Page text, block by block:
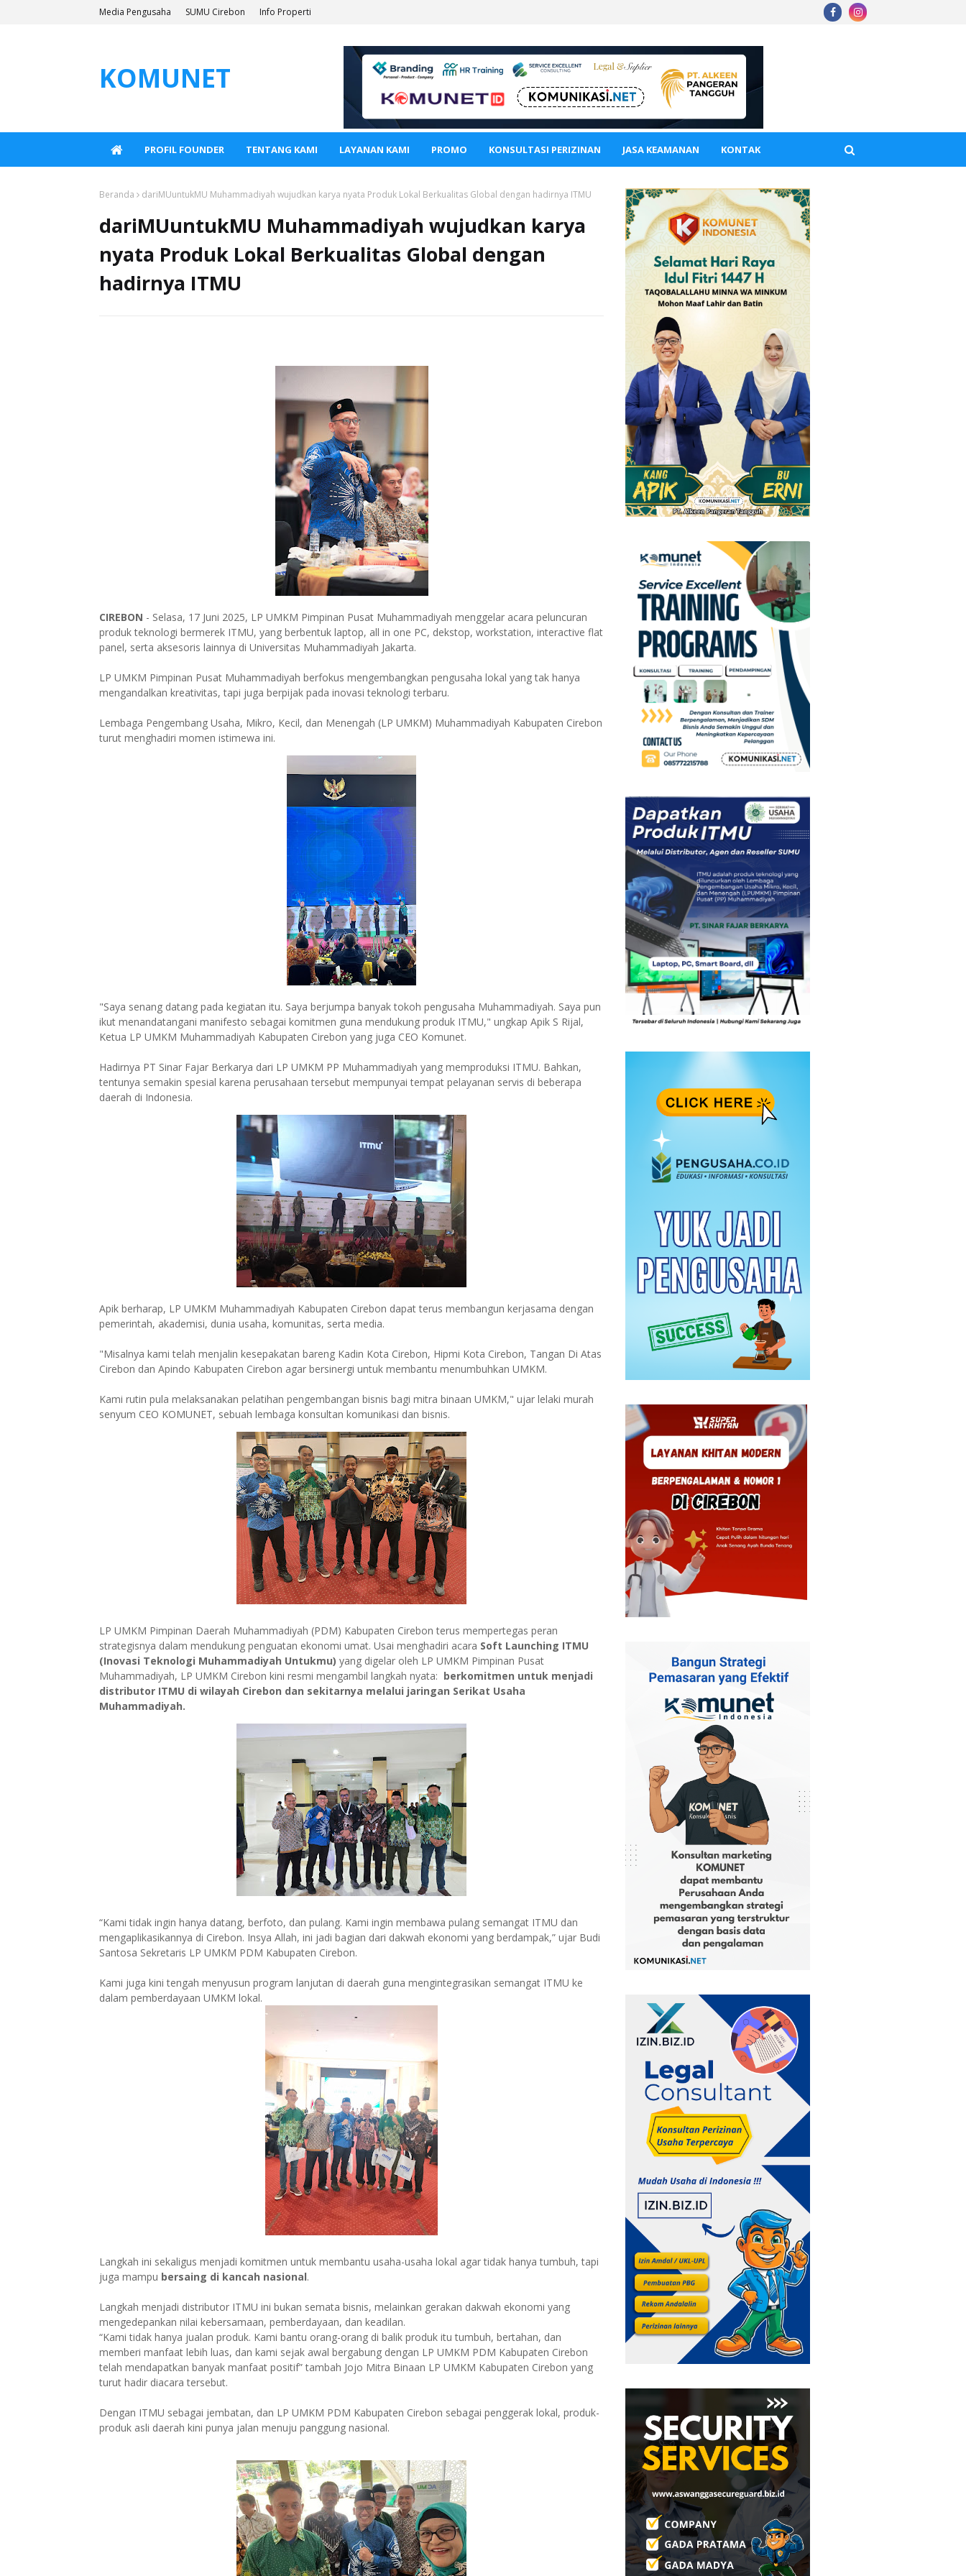
Media Pengusaha SUMU Cirebon Info Properti
KOMUNET
PROFIL FOUNDER TENTANG KAMI LAYANAN KAMI PROMO KONSULTASI PERIZINAN JASA KEAMANAN KONTAK
Beranda dariMUuntukMU Muhammadiyah wujudkan karya nyata Produk Lokal Berkualitas Global dengan hadirnya ITMU
dariMUuntukMU Muhammadiyah wujudkan karya
nyata Produk Lokal Berkualitas Global dengan
hadirnya ITMU
CIREBON - Selasa, 17 Juni 2025, LP UMKM Pimpinan Pusat Muhammadiyah menggelar acara peluncuran
produk teknologi bermerek ITMU, yang berbentuk laptop, all in one PC, dekstop, workstation, interactive flat
panel, serta aksesoris lainnya di Universitas Muhammadiyah Jakarta.
LP UMKM Pimpinan Pusat Muhammadiyah berfokus mengembangkan pengusaha lokal yang tak hanya
mengandalkan kreativitas, tapi juga berpijak pada inovasi teknologi terbaru.
Lembaga Pengembang Usaha, Mikro, Kecil, dan Menengah (LP UMKM) Muhammadiyah Kabupaten Cirebon
turut menghadiri momen istimewa ini.
"Saya senang datang pada kegiatan itu. Saya berjumpa banyak tokoh pengusaha Muhammadiyah. Saya pun
ikut menandatangani manifesto sebagai komitmen guna mendukung produk ITMU," ungkap Apik S Rijal,
Ketua LP UMKM Muhammadiyah Kabupaten Cirebon yang juga CEO Komunet.
Hadirnya PT Sinar Fajar Berkarya dari LP UMKM PP Muhammadiyah yang memproduksi ITMU. Bahkan,
tentunya semakin spesial karena perusahaan tersebut mempunyai tempat pelayanan servis di beberapa
daerah di Indonesia.
Apik berharap, LP UMKM Muhammadiyah Kabupaten Cirebon dapat terus membangun kerjasama dengan
pemerintah, akademisi, dunia usaha, komunitas, serta media.
"Misalnya kami telah menjalin kesepakatan bareng Kadin Kota Cirebon, Hipmi Kota Cirebon, Tangan Di Atas
Cirebon dan Apindo Kabupaten Cirebon agar bersinergi untuk membantu menumbuhkan UMKM.
Kami rutin pula melaksanakan pelatihan pengembangan bisnis bagi mitra binaan UMKM," ujar lelaki murah
senyum CEO KOMUNET, sebuah lembaga konsultan komunikasi dan bisnis.
LP UMKM Pimpinan Daerah Muhammadiyah (PDM) Kabupaten Cirebon terus mempertegas peran
strategisnya dalam mendukung penguatan ekonomi umat. Usai menghadiri acara Soft Launching ITMU
(Inovasi Teknologi Muhammadiyah Untukmu) yang digelar oleh LP UMKM Pimpinan Pusat
Muhammadiyah, LP UMKM Cirebon kini resmi mengambil langkah nyata: berkomitmen untuk menjadi
distributor ITMU di wilayah Cirebon dan sekitarnya melalui jaringan Serikat Usaha
Muhammadiyah.
“Kami tidak ingin hanya datang, berfoto, dan pulang. Kami ingin membawa pulang semangat ITMU dan
mengaplikasikannya di Cirebon. Insya Allah, ini jadi bagian dari dakwah ekonomi yang berdampak,” ujar Budi
Santosa Sekretaris LP UMKM PDM Kabupaten Cirebon.
Kami juga kini tengah menyusun program lanjutan di daerah guna mengintegrasikan semangat ITMU ke
dalam pemberdayaan UMKM lokal.
Langkah ini sekaligus menjadi komitmen untuk membantu usaha-usaha lokal agar tidak hanya tumbuh, tapi
juga mampu bersaing di kancah nasional.
Langkah menjadi distributor ITMU ini bukan semata bisnis, melainkan gerakan dakwah ekonomi yang
mengedepankan nilai kebersamaan, pemberdayaan, dan keadilan.
“Kami tidak hanya jualan produk. Kami bantu orang-orang di balik produk itu tumbuh, bertahan, dan
memberi manfaat lebih luas, dan kami sejak awal bergabung dengan LP UMKM PDM Kabupaten Cirebon
telah mendapatkan banyak manfaat positif” tambah Jojo Mitra Binaan LP UMKM Kabupaten Cirebon yang
turut hadir diacara tersebut.
Dengan ITMU sebagai jembatan, dan LP UMKM PDM Kabupaten Cirebon sebagai penggerak lokal, produk-
produk asli daerah kini punya jalan menuju panggung nasional.